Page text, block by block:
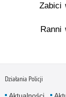
Zabici
Ranni
Działania Policji